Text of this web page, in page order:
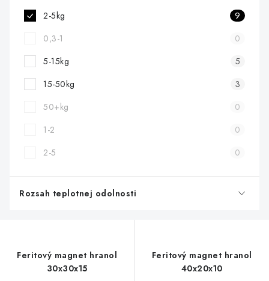
2-5kg
9
0,3-1
0
5-15kg
5
15-50kg
3
50+kg
0
1-2
0
2-5
0
Rozsah teplotnej odolnosti
Feritový magnet hranol
30x30x15
Feritový magnet hranol
40x20x10